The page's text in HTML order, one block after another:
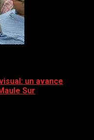
un avance
Sur